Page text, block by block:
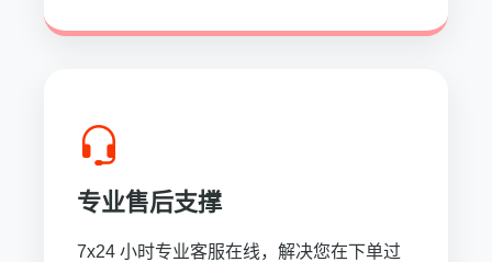
专业售后支撑
7x24 小时专业客服在线，解决您在下单过